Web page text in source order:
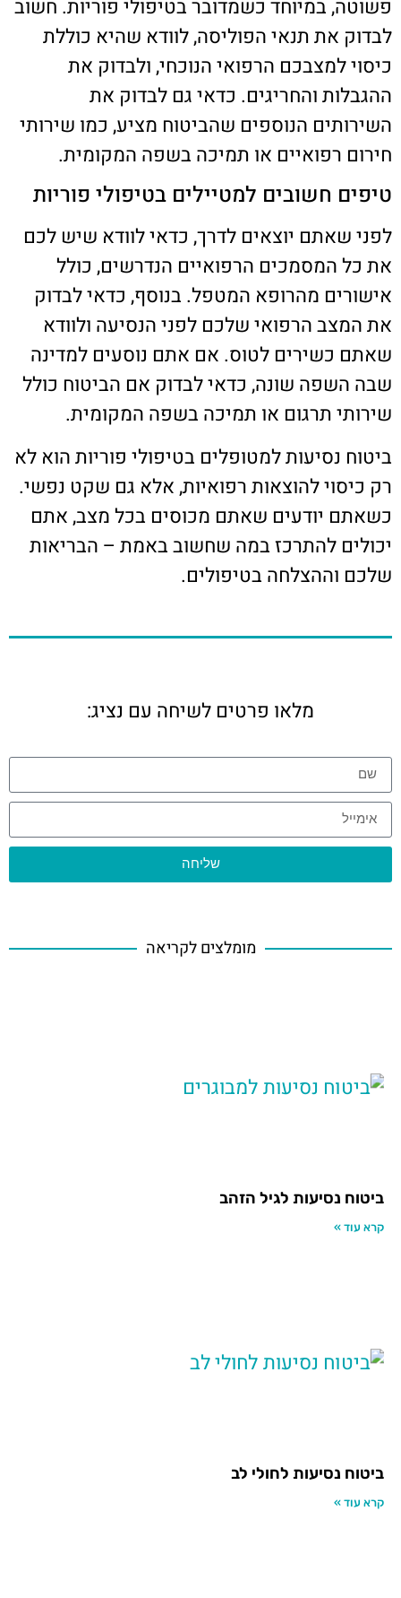
פשוטה, במיוחד כשמדובר בטיפולי פוריות. חשוב
לבדוק את תנאי הפוליסה, לוודא שהיא כוללת
כיסוי למצבכם הרפואי הנוכחי, ולבדוק את
ההגבלות והחריגים. כדאי גם לבדוק את
השירותים הנוספים שהביטוח מציע, כמו שירותי
חירום רפואיים או תמיכה בשפה המקומית.
טיפים חשובים למטיילים בטיפולי פוריות
לפני שאתם יוצאים לדרך, כדאי לוודא שיש לכם
את כל המסמכים הרפואיים הנדרשים, כולל
אישורים מהרופא המטפל. בנוסף, כדאי לבדוק
את המצב הרפואי שלכם לפני הנסיעה ולוודא
שאתם כשירים לטוס. אם אתם נוסעים למדינה
שבה השפה שונה, כדאי לבדוק אם הביטוח כולל
שירותי תרגום או תמיכה בשפה המקומית.
ביטוח נסיעות למטופלים בטיפולי פוריות הוא לא
רק כיסוי להוצאות רפואיות, אלא גם שקט נפשי.
כשאתם יודעים שאתם מכוסים בכל מצב, אתם
יכולים להתרכז במה שחשוב באמת – הבריאות
שלכם וההצלחה בטיפולים.
מלאו פרטים לשיחה עם נציג:
שליחה
מומלצים לקריאה
ביטוח נסיעות לגיל הזהב
קרא עוד »
ביטוח נסיעות לחולי לב
קרא עוד »